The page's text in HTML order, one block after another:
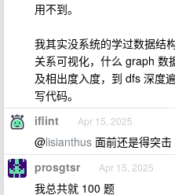
用不到。
我其实没系统的学过数据结
关系可视化，什么 graph 数
及相出度入度，到 dfs 深度
写代码。
iflint Apr 15, 2025
@lisianthus 面前还是得突击
prosgtsr Apr 15, 2025
我总共就 100 题